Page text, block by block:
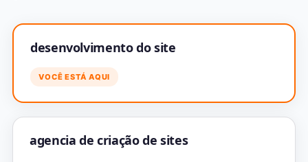
desenvolvimento do site
VOCÊ ESTÁ AQUI
agencia de criação de sites